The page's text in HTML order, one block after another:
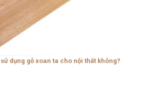
dụng gỗ xoan ta cho nội thất không?